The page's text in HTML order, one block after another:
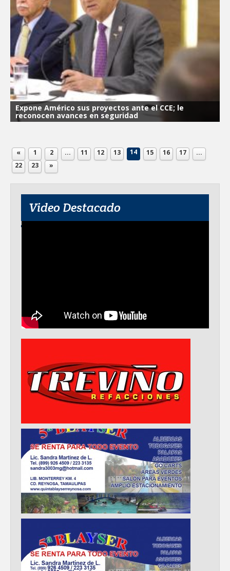
Expone Américo sus proyectos ante el CCE; le
reconocen avances en seguridad
« 1 2 ... 11 12 13 14 15 16 17
...
22
23 »
Video Destacado